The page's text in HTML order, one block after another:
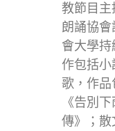
教節目主
朗誦協
會大學持
作包括
歌，作品
《告別
傳》；散